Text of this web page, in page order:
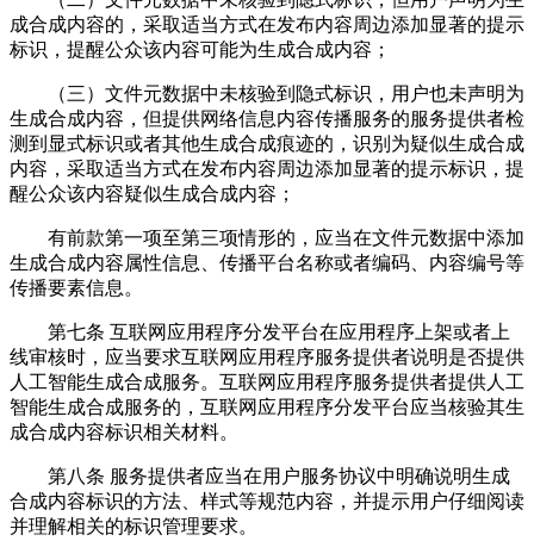
成合成内容的，采取适当方式在发布内容周边添加显著的提示
标识，提醒公众该内容可能为生成合成内容；
（三）文件元数据中未核验到隐式标识，用户也未声明为
生成合成内容，但提供网络信息内容传播服务的服务提供者检
测到显式标识或者其他生成合成痕迹的，识别为疑似生成合成
内容，采取适当方式在发布内容周边添加显著的提示标识，提
醒公众该内容疑似生成合成内容；
有前款第一项至第三项情形的，应当在文件元数据中添加
生成合成内容属性信息、传播平台名称或者编码、内容编号等
传播要素信息。
第七条 互联网应用程序分发平台在应用程序上架或者上
线审核时，应当要求互联网应用程序服务提供者说明是否提供
人工智能生成合成服务。互联网应用程序服务提供者提供人工
智能生成合成服务的，互联网应用程序分发平台应当核验其生
成合成内容标识相关材料。
第八条 服务提供者应当在用户服务协议中明确说明生成
合成内容标识的方法、样式等规范内容，并提示用户仔细阅读
并理解相关的标识管理要求。